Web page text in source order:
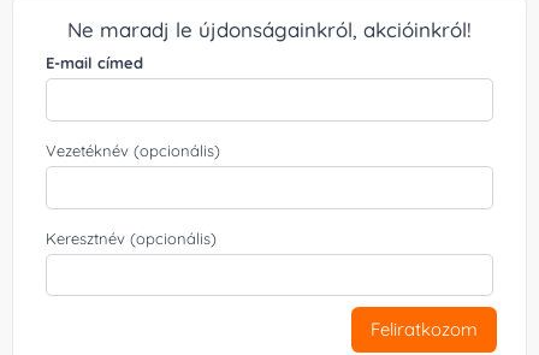
Ne maradj le újdonságainkról, akcióinkról!
E-mail címed
Vezetéknév (opcionális)
Keresztnév (opcionális)
Feliratkozom